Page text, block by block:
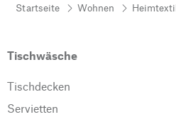
Startseite Wohnen
Tischwäsche
Tischdecken
Servietten